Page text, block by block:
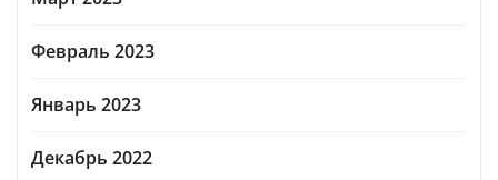
Февраль 2023
Январь 2023
Декабрь 2022